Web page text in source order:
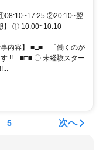
②20:10~翌
】 ① 10:00~10:10
事内容】 ■□■ 「働くのが
す !! ■□■ 〇 未経験スター
5 次へ